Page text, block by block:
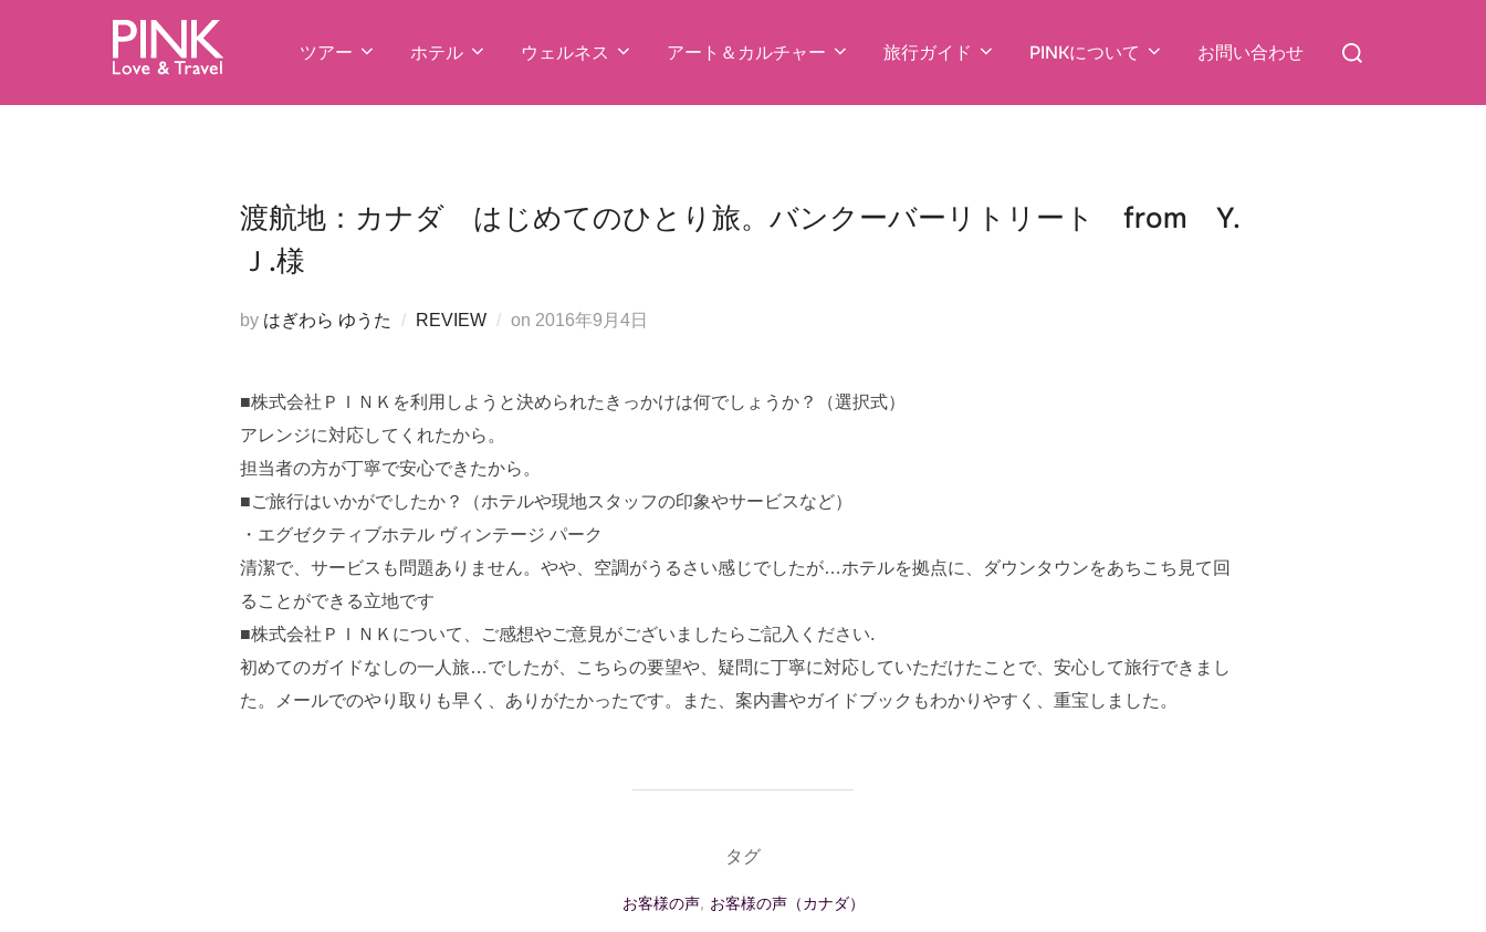
ン
ツアー ホテル ウェルネス アート＆カルチャー 旅行ガイド PINKについて お問い合わせ
対
渡航地：カナダ はじめてのひとり旅。バンクーバーリトリート from Y.
Ｊ.様
by はぎわら ゆうた REVIEW on 投
2016年9月4日
■株式会社ＰＩＮＫを利用しようと決められたきっかけは何でしょうか？（選択式）
アレンジに対応してくれたから。
担当者の方が丁寧で安心できたから。
■ご旅行はいかがでしたか？（ホテルや現地スタッフの印象やサービスなど）
・エグゼクティブホテル ヴィンテージ パーク
清潔で、サービスも問題ありません。やや、空調がうるさい感じでしたが…ホテルを拠点に、ダウンタウンをあちこち見て回
ることができる立地です
■株式会社ＰＩＮＫについて、ご感想やご意見がございましたらご記入ください.
初めてのガイドなしの一人旅…でしたが、こちらの要望や、疑問に丁寧に対応していただけたことで、安心して旅行できまし
た。メールでのやり取りも早く、ありがたかったです。また、案内書やガイドブックもわかりやすく、重宝しました。
タグ
お客様の声, お客様の声（カナダ）